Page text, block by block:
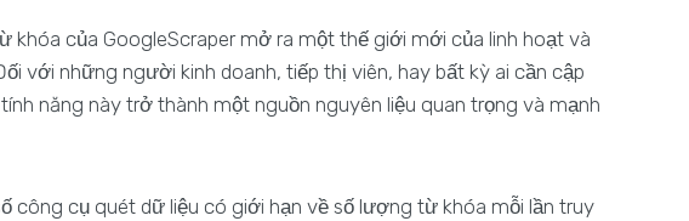
khóa của GoogleScraper mở ra một thế giới mới của linh hoạt và
với những người kinh doanh, tiếp thị viên, hay bất kỳ ai cần cập
năng này trở thành một nguồn nguyên liệu quan trọng và mạnh
công cụ quét dữ liệu có giới hạn về số lượng từ khóa mỗi lần truy